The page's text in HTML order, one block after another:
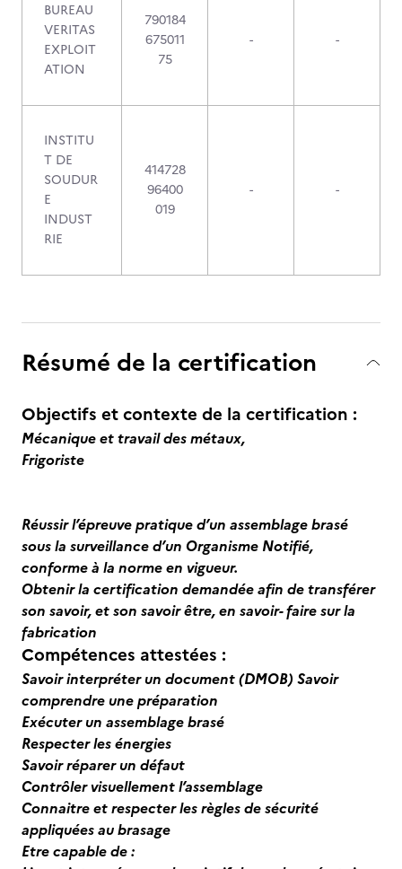
BUREAU
VERITAS
EXPLOIT
ATION
790184
675011
75
- -
INSTITU
T DE
SOUDUR
E
INDUST
RIE
414728
96400
019
- -
Résumé de la certification
Objectifs et contexte de la certification :
Mécanique et travail des métaux,
Frigoriste
Réussir l’épreuve pratique d’un assemblage brasé
sous la surveillance d’un Organisme Notifié,
conforme à la norme en vigueur.
Obtenir la certification demandée afin de transférer
son savoir, et son savoir être, en savoir- faire sur la
fabrication
Compétences attestées :
Savoir interpréter un document (DMOB) Savoir
comprendre une préparation
Exécuter un assemblage brasé
Respecter les énergies
Savoir réparer un défaut
Contrôler visuellement l’assemblage
Connaitre et respecter les règles de sécurité
appliquées au brasage
Etre capable de :